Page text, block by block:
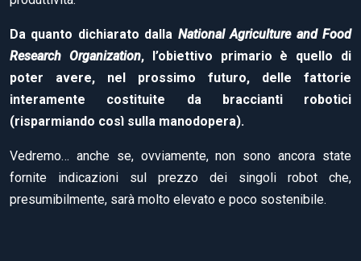
Da quanto dichiarato dalla National Agriculture and Food
Research Organization, l’obiettivo primario è quello di
poter avere, nel prossimo futuro, delle fattorie
interamente costituite da braccianti robotici
(risparmiando così sulla manodopera).
Vedremo… anche se, ovviamente, non sono ancora state
fornite indicazioni sul prezzo dei singoli robot che,
presumibilmente, sarà molto elevato e poco sostenibile.